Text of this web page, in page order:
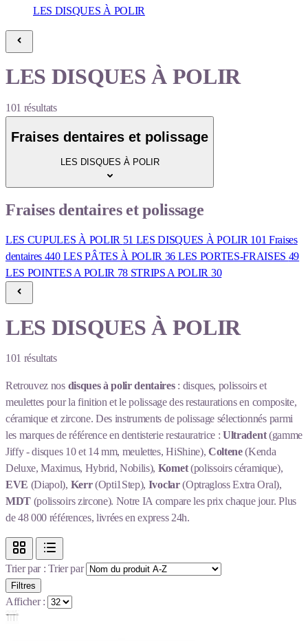
LES DISQUES À POLIR
LES DISQUES À POLIR
101 résultats
Fraises dentaires et polissage
LES DISQUES À POLIR
Fraises dentaires et polissage
LES CUPULES À POLIR 51 LES DISQUES À POLIR 101 Fraises
dentaires 440 LES PÂTES À POLIR 36 LES PORTES-FRAISES 49
LES POINTES A POLIR 78 STRIPS A POLIR 30
LES DISQUES À POLIR
101 résultats
Retrouvez nos disques à polir dentaires: disques, polissoirs et
meulettes pour la finition et le polissage des restaurations en composite,
céramique et zircone. Des instruments de polissage sélectionnés parmi
les marques de référence en dentisterie restauratrice :Ultradent(gamme
Jiffy - disques 10 et 14 mm, meulettes, HiShine), Coltene(Kenda
Deluxe, Maximus, Hybrid, Nobilis), Komet(polissoirs céramique),
EVE (Diapol), Kerr(Opti1Step), Ivoclar(Optragloss Extra Oral),
MDT (polissoirs zircone). Notre IA compare les prix chaque jour. Plus
de 48 000 références, livrées en express 24h.
Trier par :Trier par
Filtres
Afficher :